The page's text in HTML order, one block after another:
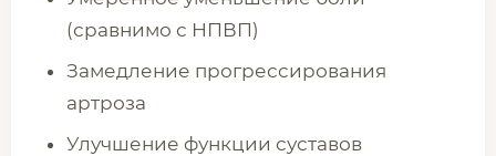
(сравнимо с НПВП)
Замедление прогрессирования
артроза
Улучшение функции суставов